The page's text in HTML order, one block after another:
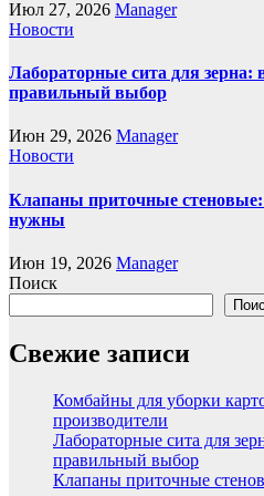
Июл 27, 2026 Manager
Новости
Лабораторные сита для зерна:
правильный выбор
Июн 29, 2026 Manager
Новости
Клапаны приточные
нужны
Июн 19, 2026 Manager
Поиск
Свежие записи
Комбайны для уборки
производители
Лабораторные сита для
правильный выбор
Клапаны приточные